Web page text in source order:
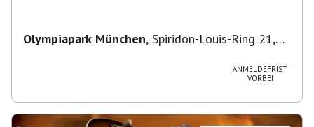
Olympiapark München, Spiridon-Louis-Ring 21,
ANMELDEFRIST
VORBEI